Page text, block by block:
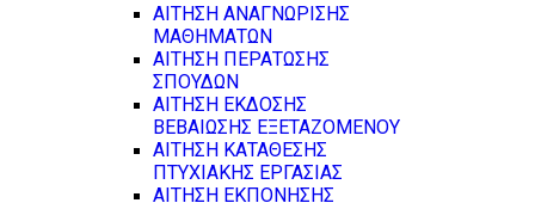
ΑΙΤΗΣΗ ΑΝΑΓΝΩΡΙΣΗΣ
ΜΑΘΗΜΑΤΩΝ
ΑΙΤΗΣΗ ΠΕΡΑΤΩΣΗΣ
ΣΠΟΥΔΩΝ
ΑΙΤΗΣΗ ΕΚΔΟΣΗΣ
ΒΕΒΑΙΩΣΗΣ ΕΞΕΤΑΖΟΜΕΝΟΥ
ΑΙΤΗΣΗ ΚΑΤΑΘΕΣΗΣ
ΠΤΥΧΙΑΚΗΣ ΕΡΓΑΣΙΑΣ
ΑΙΤΗΣΗ ΕΚΠΟΝΗΣΗΣ